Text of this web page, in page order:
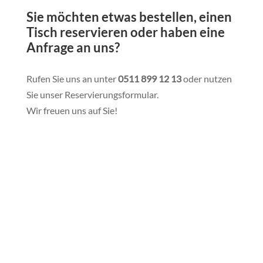
Sie möchten etwas bestellen, einen
Tisch reservieren oder haben eine
Anfrage an uns?
Rufen Sie uns an unter0511 899 12 13oder nutzen
Sie unser Reservierungsformular.
Wir freuen uns auf Sie!